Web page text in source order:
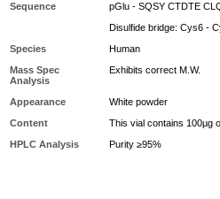
Sequence
pGlu - SQSY CTDTE
Disulfide bridge: Cys6 -
Species
Human
Mass Spec
Analysis
Exhibits correct M.W.
Appearance
White powder
Content
This vial contains 100µg
HPLC Analysis
Purity ≥95%